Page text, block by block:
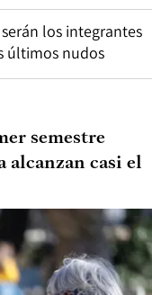
los integrantes
últimos nudos
semestre
alcanzan casi el